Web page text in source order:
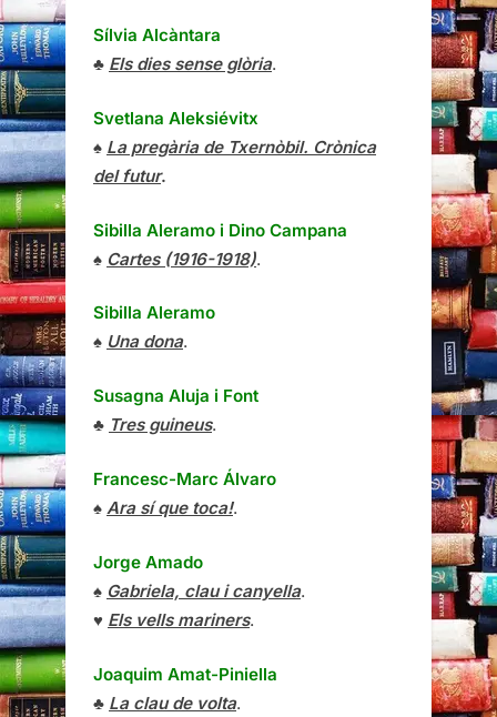
Sílvia Alcàntara
♣ Els dies sense glòria.
Svetlana Aleksiévitx
♠ La pregària de Txernòbil. Crònica
del futur.
Sibilla Aleramo i Dino Campana
♠ Cartes (1916-1918).
Sibilla Aleramo
♠ Una dona.
Susagna Aluja i Font
♣ Tres guineus.
Francesc-Marc Álvaro
♠ Ara sí que toca!.
Jorge Amado
♠ Gabriela, clau i canyella.
♥ Els vells mariners.
Joaquim Amat-Piniella
♣ La clau de volta.